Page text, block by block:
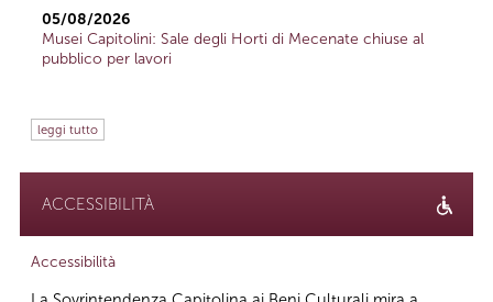
05/08/2026
Musei Capitolini: Sale degli Horti di Mecenate chiuse al
pubblico per lavori
leggi tutto
ACCESSIBILITÀ
Accessibilità